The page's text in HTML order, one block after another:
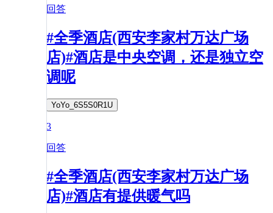
回答
#全季酒店(西安李家村万达广场
店)#酒店是中央空调，还是独立空
调呢
YoYo_6S5S0R1U
3
回答
#全季酒店(西安李家村万达广场
店)#酒店有提供暖气吗